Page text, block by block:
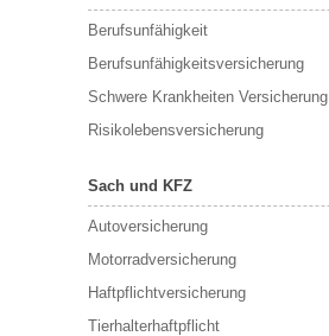
Berufs­unfähigkeit
Berufsunfähigkeitsversicherung
Schwere Krankheiten Versicherung
Risikolebensversicherung
Sach und KFZ
Autoversicherung
Motorradversicherung
Haftpflichtversicherung
Tierhalterhaftpflicht